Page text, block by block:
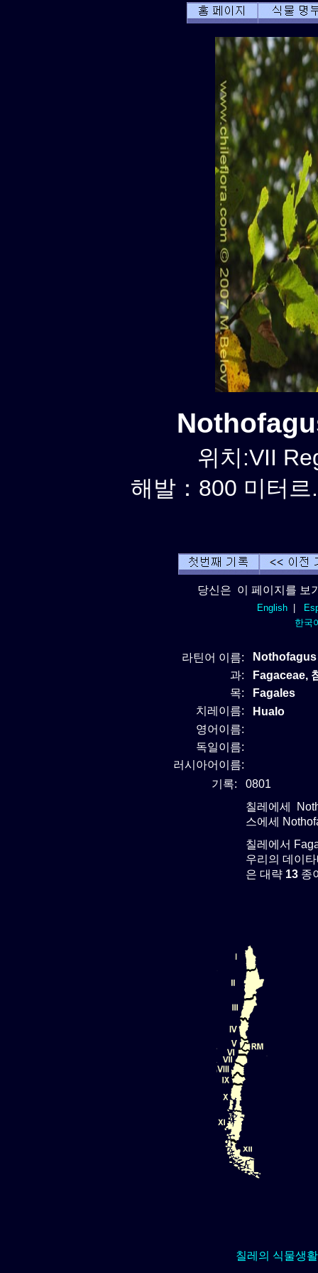
위치:VII
해발：800 미터
당신은 이 페이지를 보
English|
한국
라틴어 이름:
과:
Fagaceae,
목:
Fagales
치레이름:
Hualo
영어이름:
독일이름:
러시아어이름:
기록:
0801
칠레에세
스에세
칠레에서
우리의 데이
은 대략 13 종
칠레의 식물생